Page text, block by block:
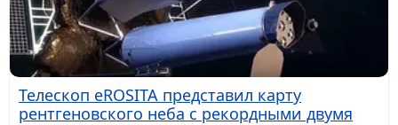
Телескоп eROSITA представил карту
рентгеновского неба с рекордными двумя